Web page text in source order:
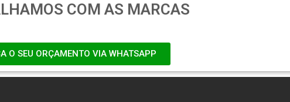
COM AS MARCAS
O SEU ORÇAMENTO VIA WHATSAPP